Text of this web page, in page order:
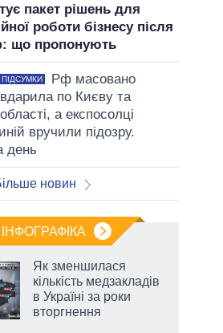
пакет рішень для
роботи бізнесу після
що пропонують
ПІДСУМКИ
Рф масовано
вдарила по Києву та
області, а експосолці
вручили підозру.
день
новин
ІНФОГРАФІКА
Як зменшилася
кількість медзакладів
в Україні за роки
вторгнення